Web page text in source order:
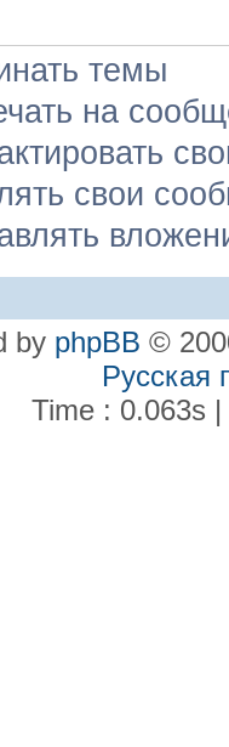
темы
на
свои
by phpBB ©
Русская
Time : 0.063s